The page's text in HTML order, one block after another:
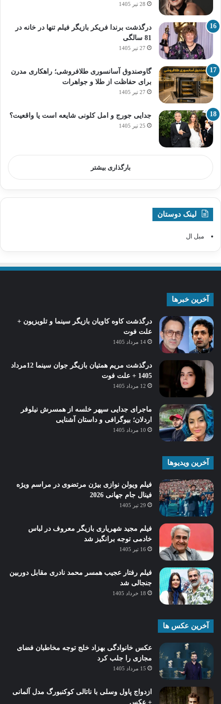
28 تیر 1405
درگذشت برندا فریکر بازیگر فیلم تنها در خانه در
81 سالگی
27 تیر 1405
گاوصندوق آسانسوری طلافروشی؛ راهکاری مدرن
برای حفاظت از طلا و جواهرات
27 تیر 1405
جدایی جورج و امل کلونی شایعه است یا واقعیت؟
25 تیر 1405
بارگذاری بیشتر
لینک دوستان
مبل ال
آخرین خبرها
درگذشت کاوه کاویان بازیگر سینما و تلویزیون +
علت فوت
14 مرداد 1405
درگذشت مریم همتیان بازیگر جوان سینما 12مرداد
1405 + علت فوت
12 مرداد 1405
ماجرای جدایی سپهر خلسه از همسرش نیلوفر
اردلان؛ بیوگرافی و داستان آشنایی
10 مرداد 1405
آخرین ویدیوها
فیلم ویولن نوازی بیژن مرتضوی در مراسم ویژه
فینال جام جهانی 2026
29 تیر 1405
فیلم مجید شهریاری بازیگر معروف در لباس
خادمی توجه برانگیز شد
16 تیر 1405
فیلم رفتار عجیب همسر محمد نادری مقابل دوربین
جنجالی شد
18 خرداد 1405
آخرین عکس ها
عکس خانوادگی بهزاد خلج توجه مخاطبان فضای
مجازی را جلب کرد
15 مرداد 1405
ازدواج پاول وسلی با ناتالی کوکنبورگ مدل آلمانی
+ عکس